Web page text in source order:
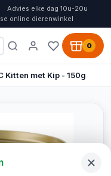
Advies elke dag 10u-20u
online dierenwinkel
0
Kitten met Kip - 150g